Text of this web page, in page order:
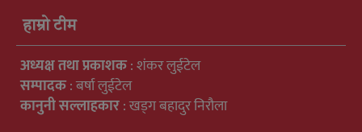
हाम्रो टीम
अध्यक्ष तथा प्रकाशक: शंकर लुईटेल
सम्पादक: बर्षा लुईटेल
कानुनी सल्लाहकार: खड्ग बहादुर निरौला